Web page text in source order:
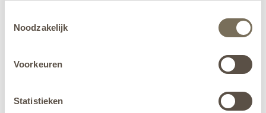
jehier.
Noodzakelijk
Voorkeuren
Statistieken